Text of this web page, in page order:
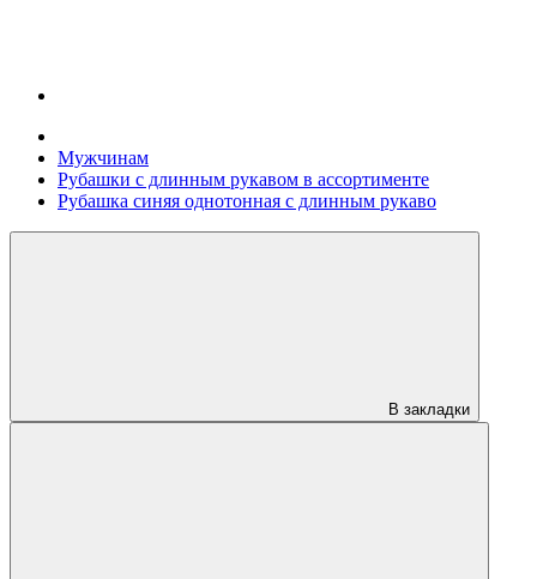
Мужчинам
Рубашки с длинным рукавом в ассортименте
Рубашка синяя однотонная с длинным рукаво
В закладки